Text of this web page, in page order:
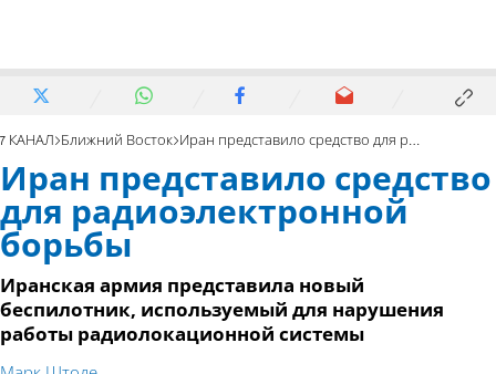
7 КАНАЛ Ближний Восток Иран представило средство для радиоэлектронной борьбы
Иран представило средство
для радиоэлектронной
борьбы
Иранская армия представила новый
беспилотник, используемый для нарушения
работы радиолокационной системы